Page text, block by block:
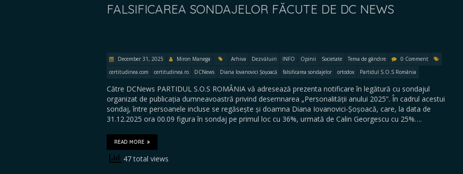
FALSIFICAREA SONDAJELOR FĂCUTE DE DC NEWS
December 31, 2025 Miron Manega Arhiva Dezvăluiri INFO Opinii Societate Tema de gândire
0 Comment
certitudinea.com
certitudinea.ro DCNews Diana Iovanovici Șoșoacă falsificarea sondajelor ortodox Partidul S.O.S România
Către DCNews PARTIDUL S.O.S ROMÂNIA vă adresează prezenta notificare în legătură cu sondajul
organizat de publicația dumneavoastră privind desemnarea „Personalității anului 2025”. În cadrul acestui
sondaj, între persoanele incluse se regăsește și doamna Diana Iovanovici-Șoșoacă, care, la data de
31.12.2025 ora 00.09 figura în sondaj pe primul loc cu 36%, urmată de Calin Georgescu cu 25%….
READ MORE
47 total views